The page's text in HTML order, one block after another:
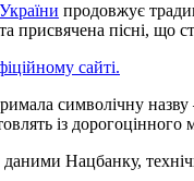
продовжує
присвячена пісні, що
сайті.
символічну
із
даними Нацбанку,